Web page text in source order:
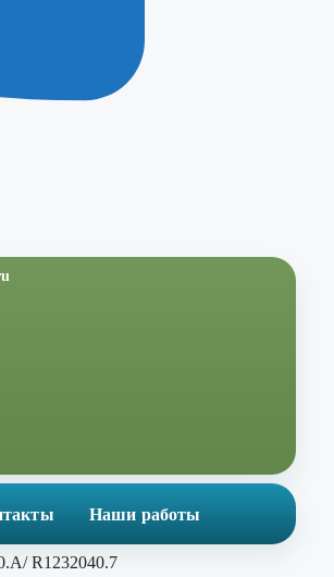
Наши работы
R1232040.7